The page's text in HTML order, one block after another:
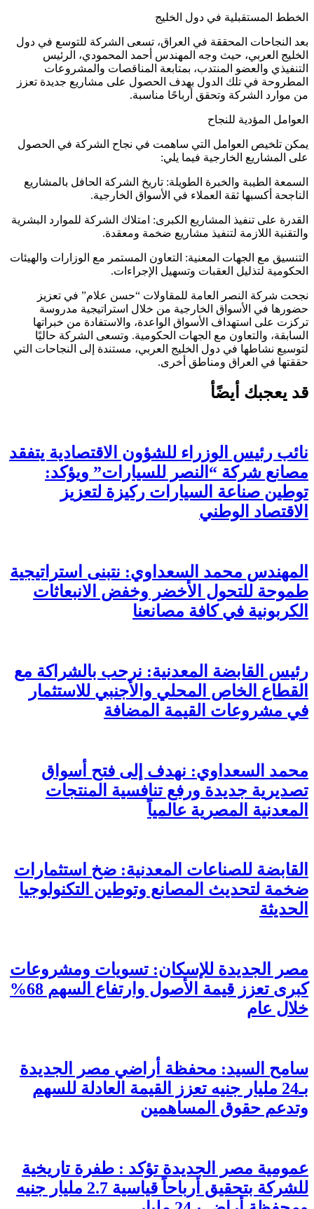
الخطط المستقبلية في دول الخليج
بعد النجاحات المحققة في العراق، تسعى الشركة للتوسع في دول
الخليج العربي، حيث وجه المهندس أحمد المحمودي، الرئيس
التنفيذي والعضو المنتدب، بمتابعة المناقصات والمشروعات
المطروحة في تلك الدول بهدف الحصول على مشاريع جديدة تعزز
من موارد الشركة وتحقق أرباحًا مناسبة.
العوامل المؤدية للنجاح
يمكن تلخيص العوامل التي ساهمت في نجاح الشركة في الحصول
على المشاريع الخارجية فيما يلي:
السمعة الطيبة والخبرة الطويلة: تاريخ الشركة الحافل بالمشاريع
الناجحة أكسبها ثقة العملاء في الأسواق الخارجية.
القدرة على تنفيذ المشاريع الكبرى: امتلاك الشركة للموارد البشرية
والتقنية اللازمة لتنفيذ مشاريع ضخمة ومعقدة.
التنسيق مع الجهات المعنية: التعاون المستمر مع الوزارات والهيئات
الحكومية لتذليل العقبات وتسهيل الإجراءات.
نجحت شركة النصر العامة للمقاولات “حسن علام” في تعزيز
حضورها في الأسواق الخارجية من خلال استراتيجية مدروسة
تركزت على استهداف الأسواق الواعدة، والاستفادة من خبراتها
السابقة، والتعاون مع الجهات الحكومية. وتسعى الشركة حاليًا
لتوسيع نشاطها في دول الخليج العربي، مستندة إلى النجاحات التي
حققتها في العراق ومناطق أخرى.
قد يعجبك أيضًأ
نائب رئيس الوزراء للشؤون الاقتصادية يتفقد
مصانع شركة “النصر للسيارات” ويؤكد:
توطين صناعة السيارات ركيزة لتعزيز
الاقتصاد الوطني
المهندس محمد السعداوي: نتبنى استراتيجية
طموحة للتحول الأخضر وخفض الانبعاثات
الكربونية في كافة مصانعنا
رئيس القابضة المعدنية: نرحب بالشراكة مع
القطاع الخاص المحلي والأجنبي للاستثمار
في مشروعات القيمة المضافة
محمد السعداوي: نهدف إلى فتح أسواق
تصديرية جديدة ورفع تنافسية المنتجات
المعدنية المصرية عالمياً
القابضة للصناعات المعدنية: ضخ استثمارات
ضخمة لتحديث المصانع وتوطين التكنولوجيا
الحديثة
مصر الجديدة للإسكان: تسويات ومشروعات
كبرى تعزز قيمة الأصول وارتفاع السهم 68%
خلال عام
سامح السيد: محفظة أراضي مصر الجديدة
بـ24 مليار جنيه تعزز القيمة العادلة للسهم
وتدعم حقوق المساهمين
عمومية مصر الجديدة تؤكد : طفرة تاريخية
للشركة بتحقيق أرباحاً قياسية 2.7 مليار جنيه